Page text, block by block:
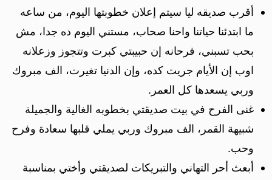
أقرب صديقه ليا سيتم إعلان خطوبتها اليوم، من ساعه
ما ابتدئنا حياتنا واحنا صحاب، مستني اليوم ده جدا، مش
بحب تسبني، فرحانه إن حبيبتي كبرت وتتجوز وزعلانه
اوب إن الأيام جريت كده، وإن الدنيا تغيرت، الف مبروك
وربي يسعدها كل العمر.
غنى الفرح في بيت صديقتي بخطوبه الغالية والجميلة
شبيهة القمر، الف مبروك وربي يملي قلبها سعادة وفرح
وحب.
أبعث أحر التهاني والتبريكات لصديقتي وأختي بمناسبة